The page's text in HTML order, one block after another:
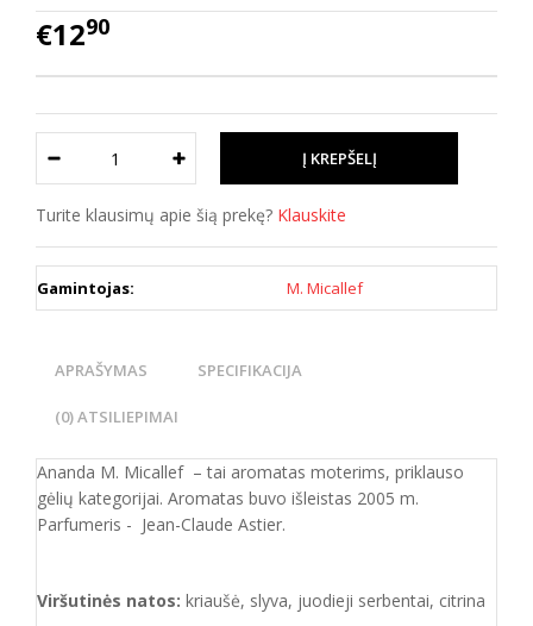
€1290
Turite klausimų apie šią prekę? Klauskite
Gamintojas: M. Micallef
APRAŠYMAS SPECIFIKACIJA
(0) ATSILIEPIMAI
Ananda M. Micallef – tai aromatas moterims, priklauso
gėlių kategorijai. Aromatas buvo išleistas 2005 m.
Parfumeris - Jean-Claude Astier.
Viršutinės natos: kriaušė, slyva, juodieji serbentai, citrina